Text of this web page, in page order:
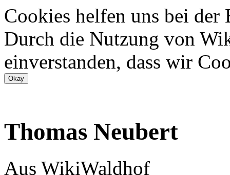
Cookies helfen uns bei
Durch die Nutzung von
einverstanden, dass wir
Thomas Neubert
Aus WikiWaldhof